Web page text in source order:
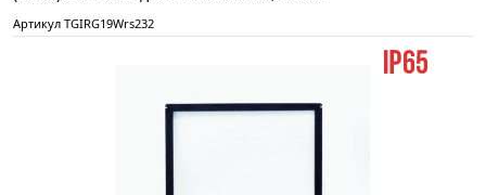
Артикул TGIRG19Wrs232